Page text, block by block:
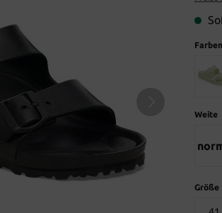
Farben
Weite
Größe